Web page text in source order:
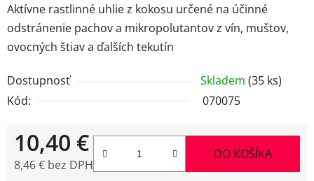
Aktívne rastlinné uhlie z kokosu určené na účinné
odstránenie pachov a mikropolutantov z vín, muštov,
ovocných štiav a ďalších tekutín
Dostupnosť Skladem (35 ks)
Kód:
070075
10,40 €
8,46 € bez DPH
DO KOŠÍKA